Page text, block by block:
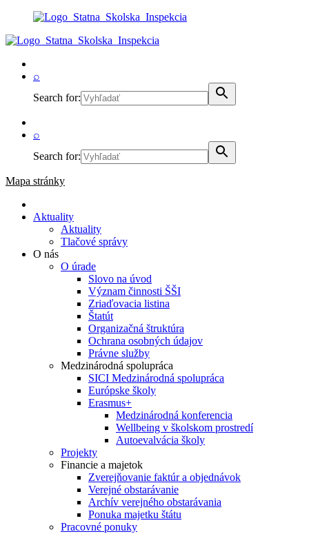
⌕
Search for:
⌕
Search for:
Mapa stránky
Aktuality
Aktuality
Tlačové správy
O nás
O úrade
Slovo na úvod
Význam činnosti ŠŠI
Zriaďovacia listina
Štatút
Organizačná štruktúra
Ochrana osobných údajov
Právne služby
Medzinárodná spolupráca
SICI Medzinárodná spolupráca
Európske školy
Erasmus+
Medzinárodná konferencia
Wellbeing v školskom prostredí
Autoevalvácia školy
Projekty
Financie a majetok
Zverejňovanie faktúr a objednávok
Verejné obstarávanie
Archív verejného obstarávania
Ponuka majetku štátu
Pracovné ponuky